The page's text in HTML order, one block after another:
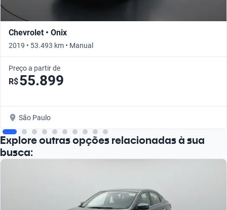
Chevrolet • Onix
2019 • 53.493 km • Manual
Preço a partir de
R$55.899
São Paulo
Explore outras opções relacionadas à sua
busca: